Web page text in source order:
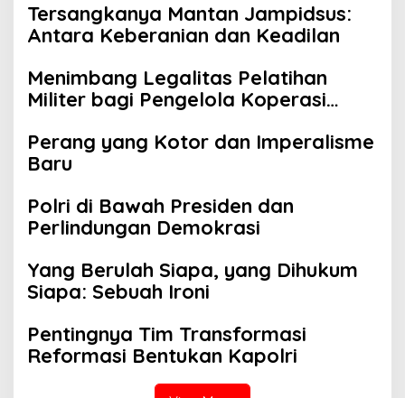
Tersangkanya Mantan Jampidsus:
Antara Keberanian dan Keadilan
Menimbang Legalitas Pelatihan
Militer bagi Pengelola Koperasi
Perang yang Kotor dan Imperalisme
Baru
Polri di Bawah Presiden dan
Perlindungan Demokrasi
Yang Berulah Siapa, yang Dihukum
Siapa: Sebuah Ironi
Pentingnya Tim Transformasi
Reformasi Bentukan Kapolri